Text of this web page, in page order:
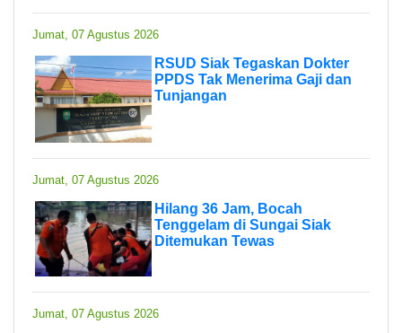
Jumat, 07 Agustus 2026
RSUD Siak Tegaskan Dokter
PPDS Tak Menerima Gaji dan
Tunjangan
Jumat, 07 Agustus 2026
Hilang 36 Jam, Bocah
Tenggelam di Sungai Siak
Ditemukan Tewas
Jumat, 07 Agustus 2026